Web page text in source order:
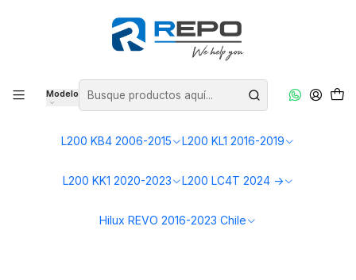
Mostrando repuestos para tu L200 KB4 (2006–2015)
Modelo
L200 KB4 2006-2015 L200 KL1 2016-2019
L200 KK1 2020-2023 L200 LC4T 2024 ->
Hilux REVO 2016-2023 Chile